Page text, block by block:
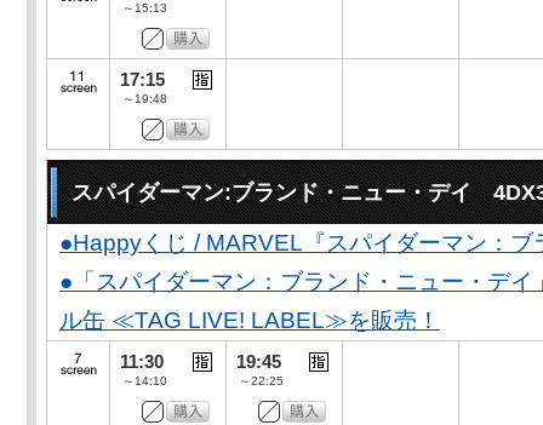
～15:13
17:15
～19:48
スパイダーマン:ブランド・ニュー・デイ
●Happyくじ / MARVEL『スパイダーマン：
●「スパイダーマン：ブランド・ニュー・デ
ル缶 ≪TAG LIVE! LABEL≫を販売！
11:30
～14:10
19:45
～22:25